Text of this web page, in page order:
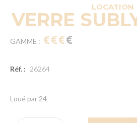
LOCATION
VERRE
GAMME :
Réf. : 26264
Loué par 24